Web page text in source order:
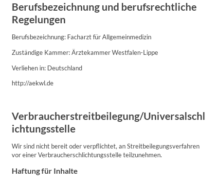
Berufsbezeichnung und berufsrechtliche
Regelungen
Berufsbezeichnung: Facharzt für Allgemeinmedizin
Zuständige Kammer: Ärztekammer Westfalen-Lippe
Verliehen in: Deutschland
http://aekwl.de
Verbraucherstreitbeilegung/Universalschl
ichtungsstelle
Wir sind nicht bereit oder verpflichtet, an Streitbeilegungsverfahren
vor einer Verbraucherschlichtungsstelle teilzunehmen.
Haftung für Inhalte